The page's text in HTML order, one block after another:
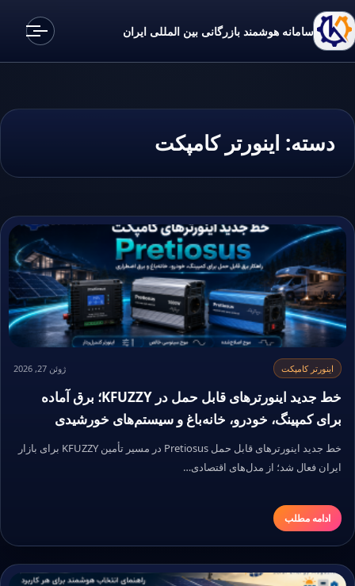
سامانه هوشمند بازرگانی بین المللی ایران
دسته: اینورتر کامپکت
اینورتر کامپکت ژوئن 27, 2026
خط جدید اینورترهای قابل حمل در KFUZZY؛ برق آماده
برای کمپینگ، خودرو، خانه‌باغ و سیستم‌های خورشیدی
خط جدید اینورترهای قابل حمل Pretiosus در مسیر تأمین KFUZZY برای بازار
ایران فعال شد؛ از مدل‌های اقتصادی…
ادامه مطلب